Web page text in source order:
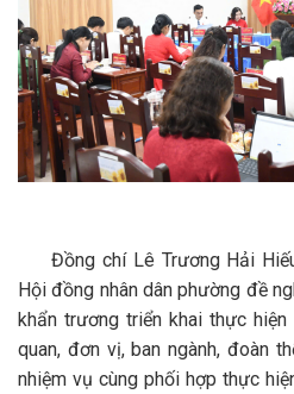
Đồng chí Lê Trương Hải
Hội đồng nhân dân phường đề
khẩn trương triển khai thực
quan, đơn vị, ban ngành, đoàn
nhiệm vụ cùng phối hợp thực